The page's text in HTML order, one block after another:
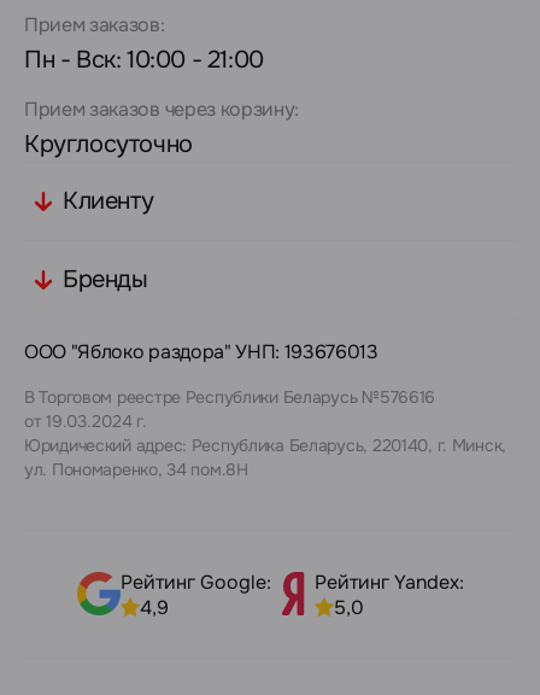
Прием заказов:
Пн - Вск: 10:00 - 21:00
Прием заказов через корзину:
Круглосуточно
Клиенту
Бренды
ООО "Яблоко раздора" УНП: 193676013
В Торговом реестре Республики Беларусь №576616
от 19.03.2024 г.
Юридический адрес: Республика Беларусь, 220140, г. Минск,
ул. Пономаренко, 34 пом.8Н
Рейтинг Google:
4,9
Рейтинг Yandex:
5,0